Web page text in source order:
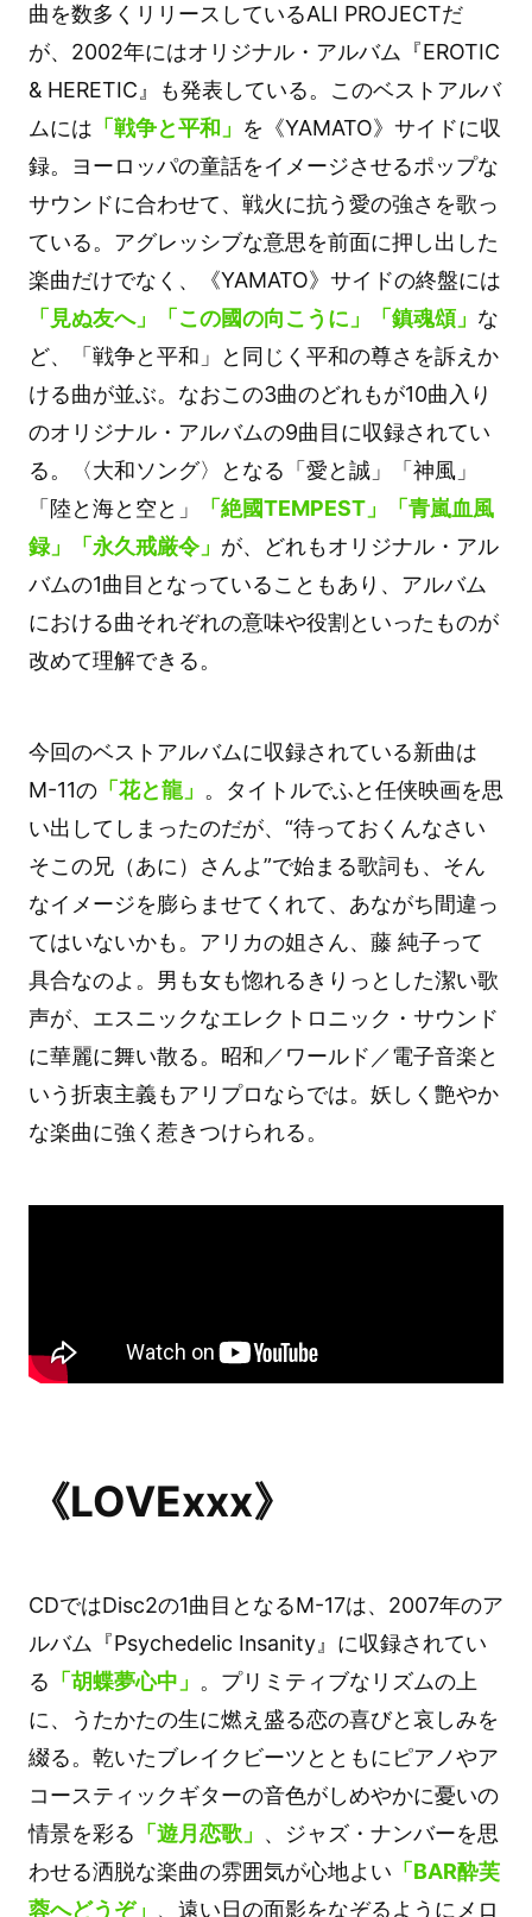
曲を数多くリリースしているALI PROJECTだ
が、2002年にはオリジナル・アルバム『EROTIC
& HERETIC』も発表している。このベストアルバ
ムには 「戦争と平和」 を《YAMATO》サイドに収
録。ヨーロッパの童話をイメージさせるポップな
サウンドに合わせて、戦火に抗う愛の強さを歌っ
ている。アグレッシブな意思を前面に押し出した
楽曲だけでなく、《YAMATO》サイドの終盤には
「見ぬ友へ」「この國の向こうに」「鎮魂頌」 な
ど、「戦争と平和」と同じく平和の尊さを訴えか
ける曲が並ぶ。なおこの3曲のどれもが10曲入り
のオリジナル・アルバムの9曲目に収録されてい
る。〈大和ソング〉となる「愛と誠」「神風」
「陸と海と空と」
「絶國TEMPEST」「青嵐血風
録」「永久戒厳令」 が、どれもオリジナル・アル
バムの1曲目となっていることもあり、アルバム
における曲それぞれの意味や役割といったものが
改めて理解できる。
今回のベストアルバムに収録されている新曲は
M-11の「花と龍」 。タイトルでふと任侠映画を思
い出してしまったのだが、“待っておくんなさい
そこの兄（あに）さんよ”で始まる歌詞も、そん
なイメージを膨らませてくれて、あながち間違っ
てはいないかも。アリカの姐さん、藤 純子って
具合なのよ。男も女も惚れるきりっとした潔い歌
声が、エスニックなエレクトロニック・サウンド
に華麗に舞い散る。昭和／ワールド／電子音楽と
いう折衷主義もアリプロならでは。妖しく艶やか
な楽曲に強く惹きつけられる。
《LOVExxx》
CDではDisc2の1曲目となるM-17は、2007年のア
ルバム『Psychedelic Insanity』に収録されてい
る 「胡蝶夢心中」 。プリミティブなリズムの上
に、うたかたの生に燃え盛る恋の喜びと哀しみを
綴る。乾いたブレイクビーツとともにピアノやア
コースティックギターの音色がしめやかに憂いの
情景を彩る 「遊月恋歌」 、ジャズ・ナンバーを思
わせる洒脱な楽曲の雰囲気が心地よい 「BAR酔芙
蓉へどうぞ」 、遠い日の面影をなぞるようにメロ